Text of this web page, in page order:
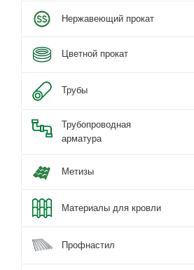
Нержавеющий прокат
Цветной прокат
Трубы
Трубопроводная
арматура
Метизы
Материалы для кровли
Профнастил